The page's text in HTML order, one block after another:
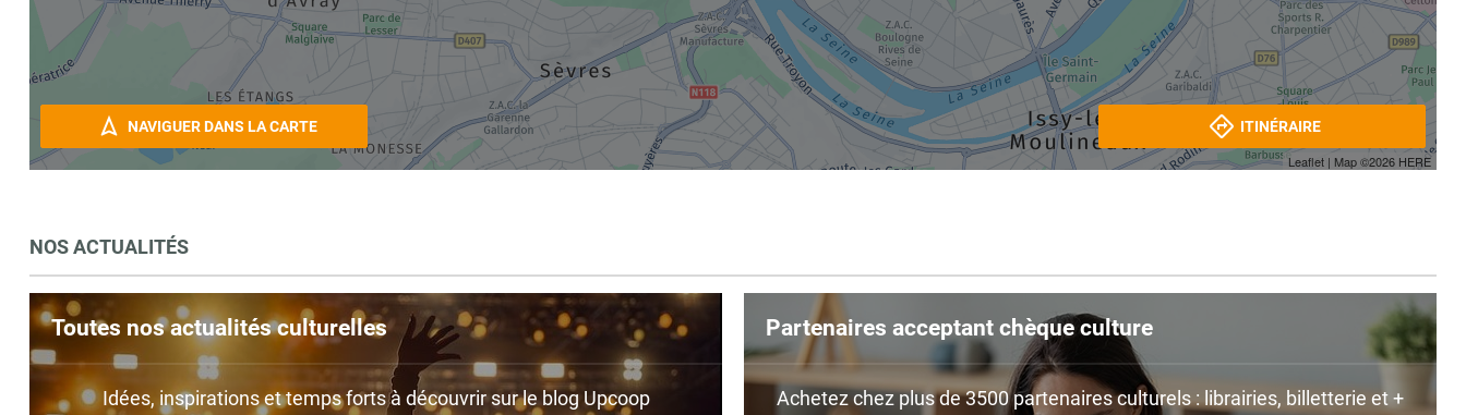
Leaflet | Map ©2026 HERE
NAVIGUER DANS LA CARTE ITINÉRAIRE
NOS ACTUALITÉS
Toutes nos actualités culturelles
Idées, inspirations et temps forts à découvrir sur le blog Upcoop
Partenaires acceptant chèque culture
Achetez chez plus de 3500 partenaires culturels : librairies, billetterie et +